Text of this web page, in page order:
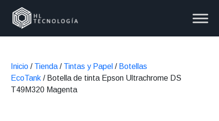
Inicio / Tienda / Tintas y Papel / Botellas
EcoTank / Botella de tinta Epson Ultrachrome DS
T49M320 Magenta